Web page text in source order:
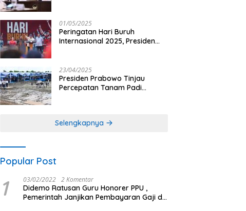
Pertanian di Indonesia
01/05/2025
Peringatan Hari Buruh
Internasional 2025, Presiden
23/04/2025
Presiden Prabowo Tinjau
Percepatan Tanam Padi
Selengkapnya
Popular Post
1 03/02/2022 2 Komentar
Didemo Ratusan Guru Honorer PPU ,
Pemerintah Janjikan Pembayaran Gaji di